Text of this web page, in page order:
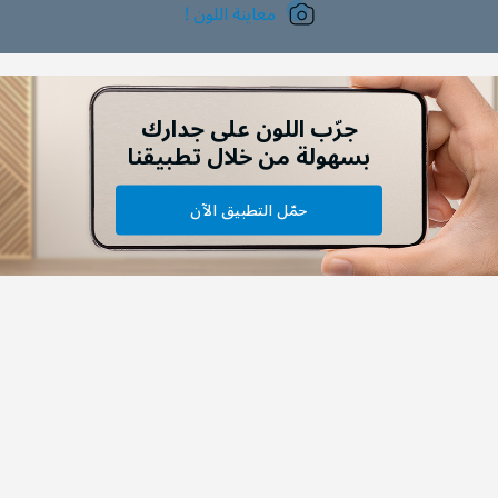
معاينة اللون !
جرّب اللون على جدارك
بسهولة من خلال تطبيقنا
حمّل التطبيق الآن